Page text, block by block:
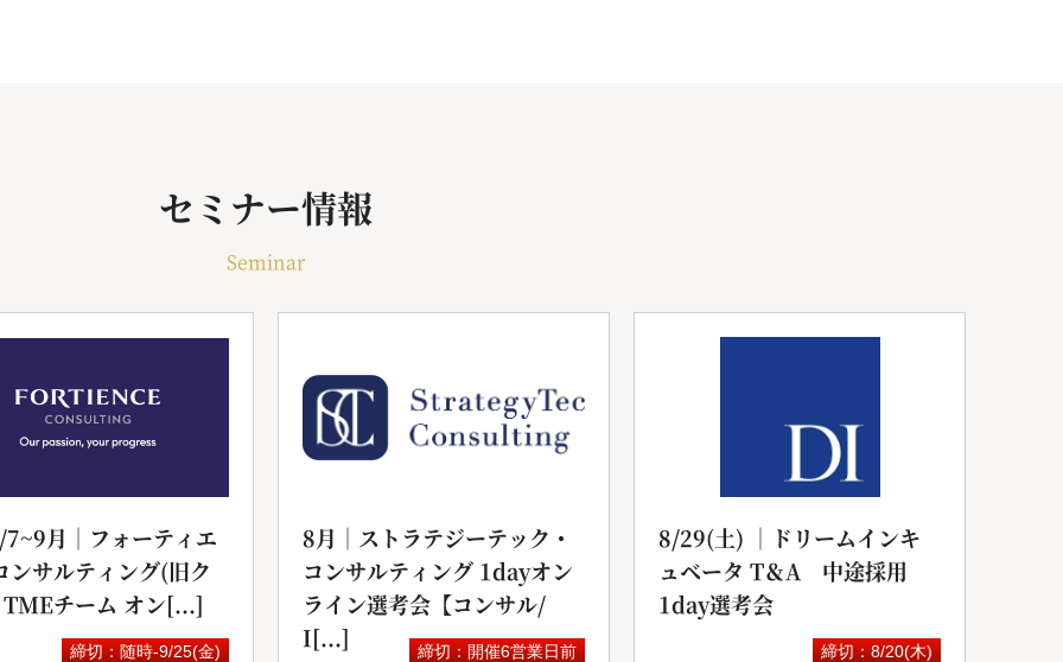
セミナー情報
Seminar
月｜フォーティエ
ンサルティング(旧ク
チーム オン[...]
締切：随時-9/25(金)
8月｜ストラテジーテック・
コンサルティング 1dayオン
ライン選考会【コンサル/
I[...]
締切：開催6営業日前
8/29(土) ｜ドリームインキ
ュベータ T＆A 中途採用
1day選考会
締切：8/20(木)